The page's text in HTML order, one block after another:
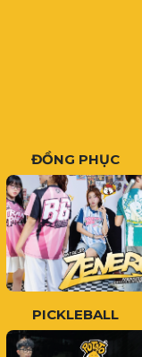
ĐỒNG PHỤC
PICKLEBALL